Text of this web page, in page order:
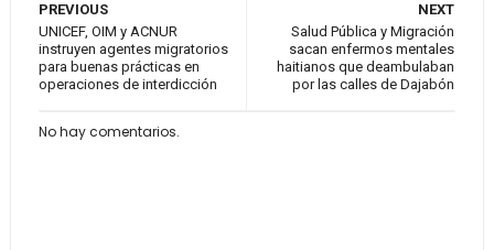
NEXT
Salud Pública y Migración
sacan enfermos mentales
haitianos que deambulaban
por las calles de Dajabón
PREVIOUS
UNICEF, OIM y ACNUR
instruyen agentes migratorios
para buenas prácticas en
operaciones de interdicción
No hay comentarios.